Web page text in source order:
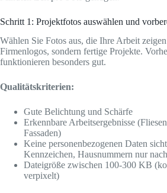
Schritt 1: Projektfotos auswählen und
Wählen Sie Fotos aus, die Ihre Arbeit
Firmenlogos, sondern fertige Projekte.
funktionieren besonders gut.
Qualitätskriterien:
Gute Belichtung und Schärfe
Erkennbare Arbeitsergebnisse
Fassaden)
Keine personenbezogenen Daten
Kennzeichen, Hausnummern nur
Dateigröße zwischen 100-300 KB
verpixelt)